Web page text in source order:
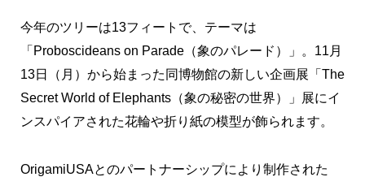
今年のツリーは13フィートで、テーマは
「Proboscideans on Parade（象のパレード）」。11月
13日（月）から始まった同博物館の新しい企画展「The
Secret World of Elephants（象の秘密の世界）」展にイ
ンスパイアされた花輪や折り紙の模型が飾られます。
OrigamiUSAとのパートナーシップにより制作された